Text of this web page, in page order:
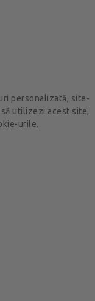
personalizată, site-
utilizezi acest site,
urile.